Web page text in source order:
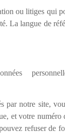
ou litiges qui
La langue de
notre site,
et votre
refuser de